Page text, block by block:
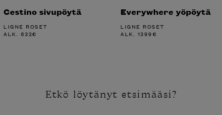
Cestino sivupöytä
LIGNE ROSET
ALK. 632€
Everywhere yöpöytä
LIGNE ROSET
ALK. 1399€
Etkö löytänyt etsimääsi?